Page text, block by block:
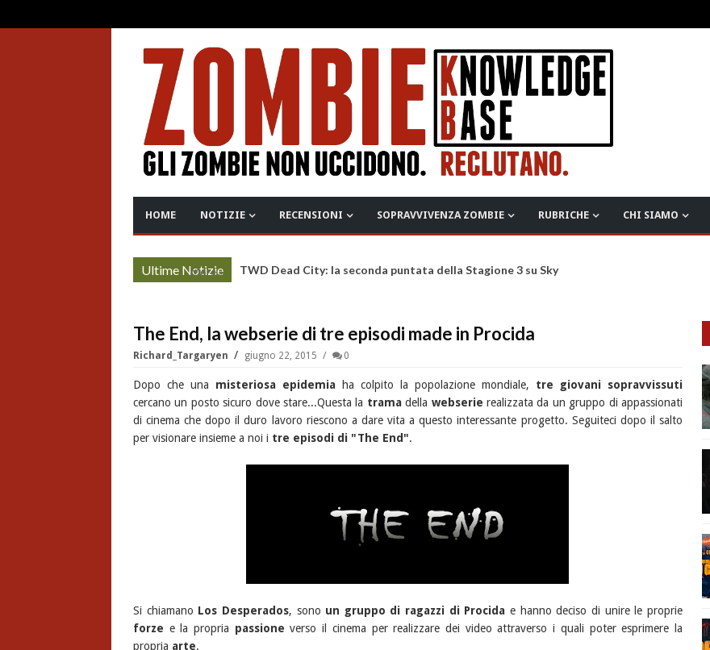
HOME NOTIZIE RECENSIONI SOPRAVVIVENZA ZOMBIE RUBRICHE CHI SIAMO
Ultime Notizie
More » Project Zomboid: rilasciato l'aggiornamento "Build 42"
The End, la webserie di tre episodi made in Procida
Richard_Targaryen giugno 22, 2015 0
Dopo che una misteriosa epidemiaha colpito la popolazione mondiale, tre giovani sopravvissuti
cercano un posto sicuro dove stare...Questa la tramadella webserie realizzata da un gruppo di appassionati
di cinema che dopo il duro lavoro riescono a dare vita a questo interessante progetto. Seguiteci dopo il salto
per visionare insieme a noi i tre episodi di "The End".
Si chiamano Los Desperados, sono un gruppo di ragazzi di Procida e hanno deciso di unire le proprie
forze e la propria passione verso il cinema per realizzare dei video attraverso i quali poter esprimere la
propria arte.